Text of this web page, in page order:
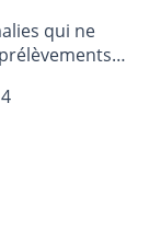
qui ne
selon une